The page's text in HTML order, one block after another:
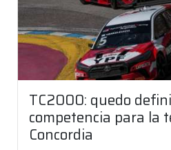
TC2000: quedo
competencia para la
Concordia